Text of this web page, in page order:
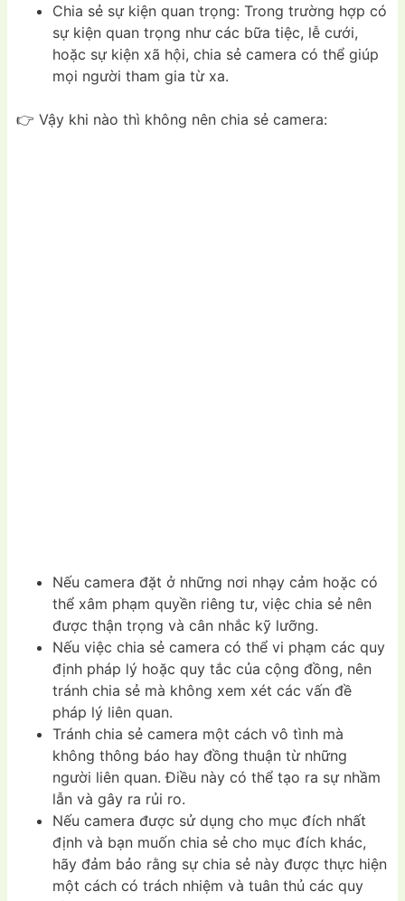
Chia sẻ sự kiện quan trọng: Trong trường hợp có
sự kiện quan trọng như các bữa tiệc, lễ cưới,
hoặc sự kiện xã hội, chia sẻ camera có thể giúp
mọi người tham gia từ xa.
👉 Vậy khi nào thì không nên chia sẻ camera:
Nếu camera đặt ở những nơi nhạy cảm hoặc có
thể xâm phạm quyền riêng tư, việc chia sẻ nên
được thận trọng và cân nhắc kỹ lưỡng.
Nếu việc chia sẻ camera có thể vi phạm các quy
định pháp lý hoặc quy tắc của cộng đồng, nên
tránh chia sẻ mà không xem xét các vấn đề
pháp lý liên quan.
Tránh chia sẻ camera một cách vô tình mà
không thông báo hay đồng thuận từ những
người liên quan. Điều này có thể tạo ra sự nhầm
lẫn và gây ra rủi ro.
Nếu camera được sử dụng cho mục đích nhất
định và bạn muốn chia sẻ cho mục đích khác,
hãy đảm bảo rằng sự chia sẻ này được thực hiện
một cách có trách nhiệm và tuân thủ các quy